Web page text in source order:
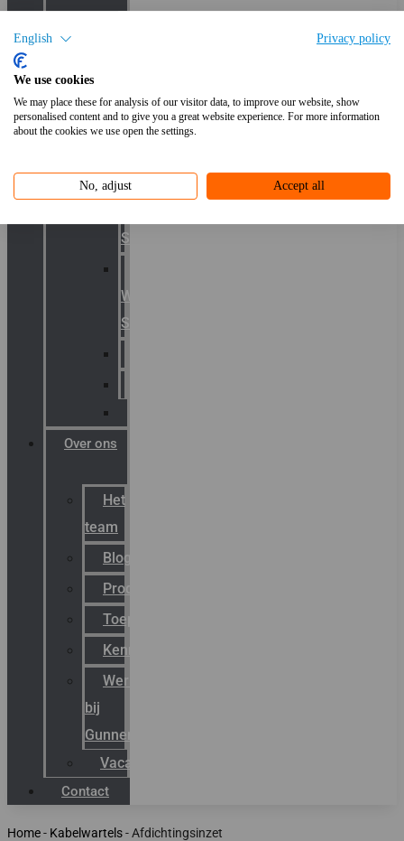
English Privacy policy
We use cookies
We may place these for analysis of our visitor data, to improve our website, show
personalised content and to give you a great website experience. For more information
about the cookies we use open the settings.
No, adjust Accept all
Fellowlight
Sirena
Signaling
Warning
Signals
Over ons
Het
team
Blog
Productnieuws
Toepassingen
Kenniscentrum
Werken
bij
Gunneman
Vacatures
Contact
Home- Kabelwartels-Afdichtingsinzet